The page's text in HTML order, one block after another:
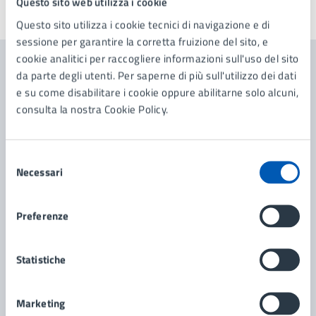
Questo sito utilizza i cookie tecnici di navigazione e di
sessione per garantire la corretta fruizione del sito, e
cookie analitici per raccogliere informazioni sull'uso del sito
da parte degli utenti. Per saperne di più sull'utilizzo dei dati
e su come disabilitare i cookie oppure abilitarne solo alcuni,
consulta la nostra Cookie Policy.
delNecessari
Preferenze
Statistiche
Marketing
Contenuti correlati
Segreteria Generale e Contratti
Ufficio Relazioni con il Pubblico e Comunicazione